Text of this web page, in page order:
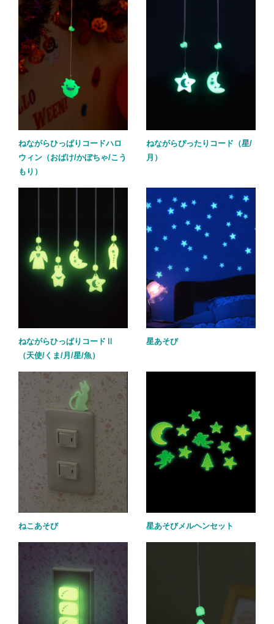
ねながらひっぱりコードハロ
ウィン（おばけ/かぼちゃ/こう
もり）
ねながらぴったりコード（星/
月）
ねながらひっぱりコードⅡ
（天使/くま/月/星/魚）
星あそび
ねこあそび 星あそびメルヘンセット